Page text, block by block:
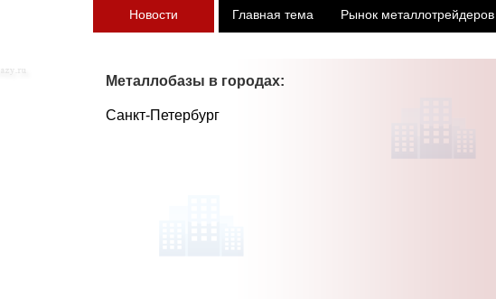
Новости Главная тема Рынок металлотрейдеров
Металлобазы в городах:
Санкт-Петербург